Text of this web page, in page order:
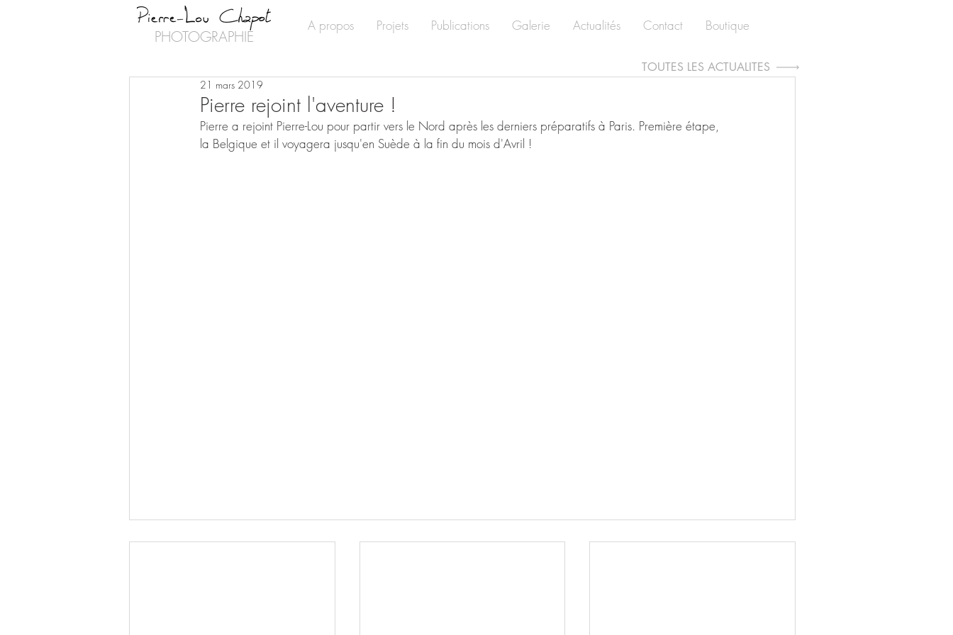
PHOTOGRAPHIE
A propos Projets Publications Galerie Actualités Contact Boutique
Pierre rejoint l'aventure !
21 mars 2019
Pierre a rejoint Pierre-Lou pour partir vers le Nord après les derniers préparatifs à Paris. Première étape,
la Belgique et il voyagera jusqu'en Suède à la fin du mois d'Avril !
TOUTES LES ACTUALITÉS